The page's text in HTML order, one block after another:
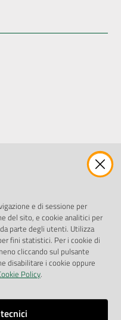
e di sessione per
del sito, e cookie analitici per
parte degli utenti. Utilizza
fini statistici. Per i cookie di
cliccando sul pulsante
disabilitare i cookie oppure
Policy.